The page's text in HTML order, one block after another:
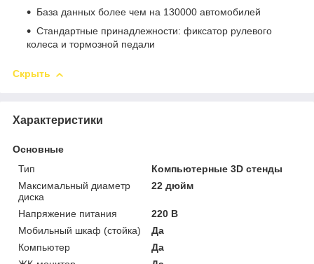
База данных более чем на 130000 автомобилей
Стандартные принадлежности: фиксатор рулевого
колеса и тормозной педали
Скрыть
Характеристики
Основные
Тип
Компьютерные 3D стенды
Максимальный диаметр
диска
22 дюйм
Напряжение питания
220 В
Мобильный шкаф (стойка)
Да
Компьютер
Да